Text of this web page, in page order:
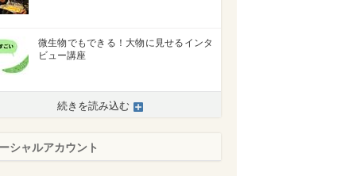
微生物でもできる！大物に見せるインタ
ビュー講座
続きを読み込む
シャルアカウント